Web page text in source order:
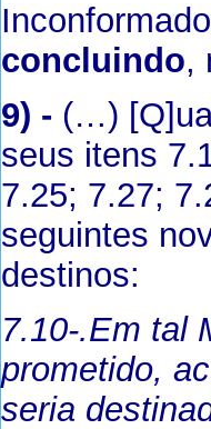
concluindo,
9) - (…)
seus itens
7.25; 7.27;
seguintes
destinos:
7.10-.Em tal
prometido,
seria